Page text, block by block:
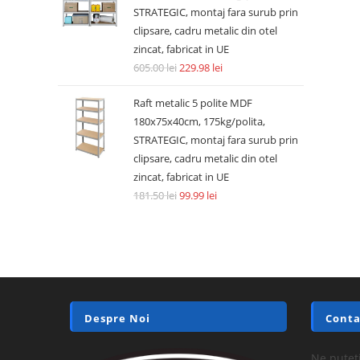
STRATEGIC, montaj fara surub prin
clipsare, cadru metalic din otel
zincat, fabricat in UE
605.00lei229.98 lei
Raft metalic 5 polite MDF
180x75x40cm, 175kg/polita,
STRATEGIC, montaj fara surub prin
clipsare, cadru metalic din otel
zincat, fabricat in UE
181.50lei99.99 lei
Despre Noi